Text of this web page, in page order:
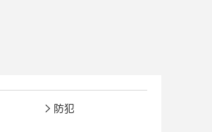
防犯